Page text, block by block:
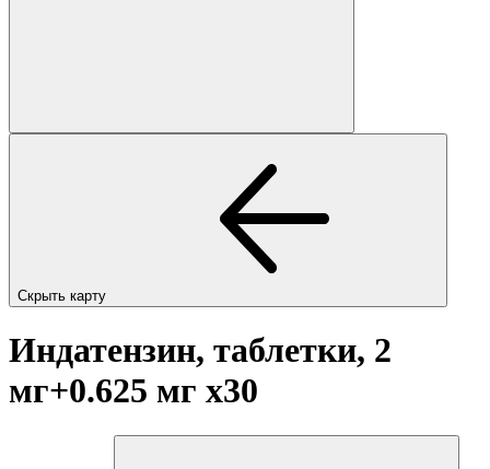
Скрыть карту
Индатензин, таблетки, 2
мг+0.625 мг x30